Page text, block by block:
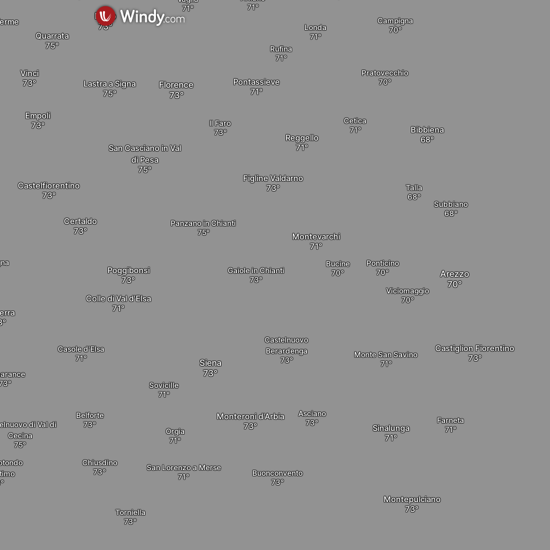
Farneta
Montepulciano
Sinalunga
Siena
Buonconvento
Monteroni d'Arbia Asciano
San Lorenzo a Merse
Orgia
Quarrata
Prato
Bibbiena
Pratovecchio
Cetica
Talla
Londa
Campigna
Castiglion Fiorentino
Monte San Savino
Viciomaggio
Arezzo
Ponticino
Subbiano
Bucine
Il Faro
Figline Valdarno
Reggello
Florence Pontassieve
Rufina
Panzano in Chianti
Castelnuovo
Berardenga
Montevarchi
Gaiole in Chianti
Colle di Val d'Elsa
Certaldo
Poggibonsi
Casole d'Elsa
Torniella
Belforte
di Val di
Cecina
Sovicille
Chiusdino
Vinci
Empoli
Lastra a Signa
Castelfiorentino
San Casciano in Val
di Pesa